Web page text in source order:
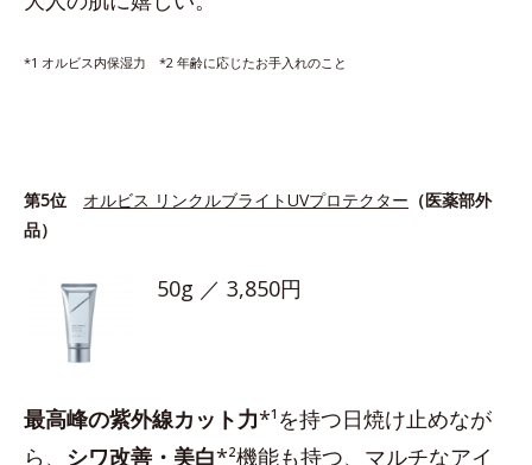
*1 オルビス内保湿力 *2 年齢に応じたお手入れのこと
第5位 オルビス リンクルブライトUVプロテクター （医薬部外
品）
50g ／ 3,850円
最高峰の紫外線カット力*¹を持つ日焼け止めなが
ら、 シワ改善・美白*²機能も持つ、マルチなアイ